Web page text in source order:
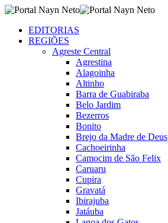
EDITORIAS
REGIÕES
Agreste Central
Agrestina
Alagoinha
Altinho
Barra de Guabiraba
Belo Jardim
Bezerros
Bonito
Brejo da Madre de Deus
Cachoeirinha
Camocim de São Felix
Caruaru
Cupira
Gravatá
Ibirajuba
Jatáuba